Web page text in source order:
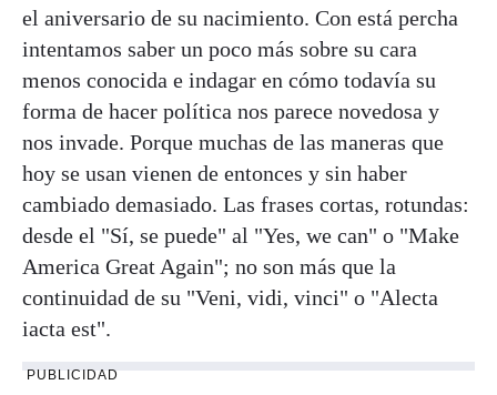
el aniversario de su nacimiento. Con está percha
intentamos saber un poco más sobre su cara
menos conocida e indagar en cómo todavía su
forma de hacer política nos parece novedosa y
nos invade. Porque muchas de las maneras que
hoy se usan vienen de entonces y sin haber
cambiado demasiado. Las frases cortas, rotundas:
desde el "Sí, se puede" al "Yes, we can" o "Make
America Great Again"; no son más que la
continuidad de su "Veni, vidi, vinci" o "Alecta
iacta est".
PUBLICIDAD